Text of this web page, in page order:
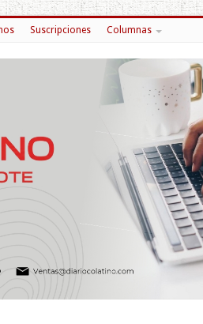
Suscripciones Columnas